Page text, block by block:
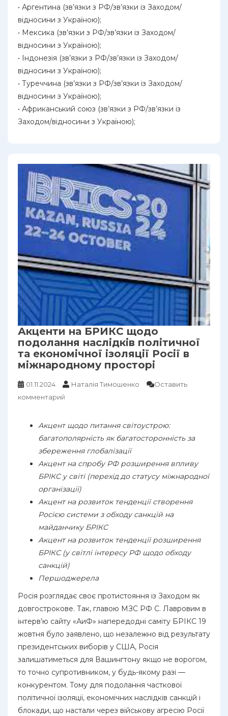
• Аргентина (зв’язки з РФ/зв’язки із Заходом/
відносини з Україною);
• Мексика (зв’язки з РФ/зв’язки із Заходом/
відносини з Україною);
• Індонезія (зв’язки з РФ/зв’язки із Заходом/
відносини з Україною);
• Туреччина (зв’язки з РФ/зв’язки із Заходом/
відносини з Україною);
• Африканський союз (зв’язки з РФ/зв’язки із
Заходом/відносини з Україною);
Акценти на БРИКС щодо
подолання наслідків політичної
та економічної ізоляції Росії в
міжнародному просторі
01.11.2024 Наталія Тимошенко
Оставить
комментарий
Акцент щодо питання світоустрою:
багатополярність як багатосторонність за
збереження глобалізації
Акцент на спробу РФ розширення впливу
БРІКС у світі (перехід до статусу міжнародної
організації)
Акцент на розвиток тенденції створення
Росією системи з обходу санкцій на
майданчику БРІКС
Акцент на розвиток тенденції розширення
БРІКС (у світлі інтересу РФ щодо обходу
санкцій)
Першоджерела
Росія розглядає своє протистояння із Заходом як
довгострокове. Так, главою МЗС РФ С. Лавровим в
інтерв’ю сайту «АиФ» напередодні саміту БРІКС 19
жовтня було заявлено, що незалежно від результату
президентських виборів у США, Росія
залишатиметься для Вашингтону якщо не ворогом,
то точно супротивником, у будь-якому разі —
конкурентом. Тому для подолання часткової
політичної ізоляції, економічних наслідків санкцій і
блокади, що настали через військову агресію Росії